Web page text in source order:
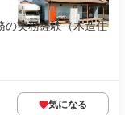
の実務経験（木造住
気になる